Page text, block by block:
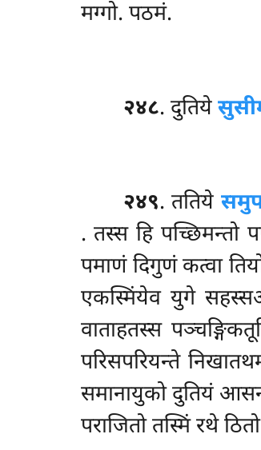
मग्गो. पठमं.
२४८. दुतिये
२४९. ततिये
. तस्स हि पच्छिमन्तो
पमाणं दिगुणं कत्वा
एकस्मिंयेव युगे
वाताहतस्स
परिसपरियन्ते
समानायुको दुतियं
पराजितो तस्मिं रथे